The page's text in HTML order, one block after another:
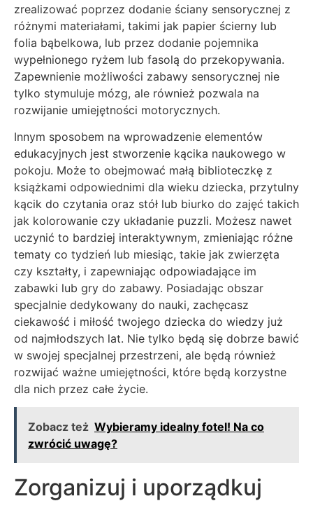
zrealizować poprzez dodanie ściany sensorycznej z
różnymi materiałami, takimi jak papier ścierny lub
folia bąbelkowa, lub przez dodanie pojemnika
wypełnionego ryżem lub fasolą do przekopywania.
Zapewnienie możliwości zabawy sensorycznej nie
tylko stymuluje mózg, ale również pozwala na
rozwijanie umiejętności motorycznych.
Innym sposobem na wprowadzenie elementów
edukacyjnych jest stworzenie kącika naukowego w
pokoju. Może to obejmować małą biblioteczkę z
książkami odpowiednimi dla wieku dziecka, przytulny
kącik do czytania oraz stół lub biurko do zajęć takich
jak kolorowanie czy układanie puzzli. Możesz nawet
uczynić to bardziej interaktywnym, zmieniając różne
tematy co tydzień lub miesiąc, takie jak zwierzęta
czy kształty, i zapewniając odpowiadające im
zabawki lub gry do zabawy. Posiadając obszar
specjalnie dedykowany do nauki, zachęcasz
ciekawość i miłość twojego dziecka do wiedzy już
od najmłodszych lat. Nie tylko będą się dobrze bawić
w swojej specjalnej przestrzeni, ale będą również
rozwijać ważne umiejętności, które będą korzystne
dla nich przez całe życie.
Zobacz też Wybieramy idealny fotel! Na co
zwrócić uwagę?
Zorganizuj i uporządkuj